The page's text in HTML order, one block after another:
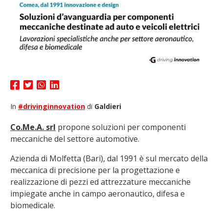
In #drivinginnovationdi Galdieri
Co.Me.A. srl propone soluzioni per componenti
meccaniche del settore automotive.
Azienda di Molfetta (Bari), dal 1991 è sul mercato della
meccanica di precisione per la progettazione e
realizzazione di pezzi ed attrezzature meccaniche
impiegate anche in campo aeronautico, difesa e
biomedicale.